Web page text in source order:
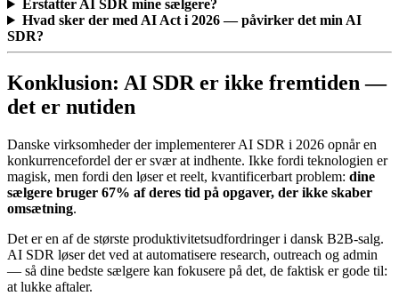
Erstatter AI SDR mine sælgere?
Hvad sker der med AI Act i 2026 — påvirker det min AI
SDR?
Konklusion: AI SDR er ikke fremtiden —
det er nutiden
Danske virksomheder der implementerer AI SDR i 2026 opnår en
konkurrencefordel der er svær at indhente. Ikke fordi teknologien er
magisk, men fordi den løser et reelt, kvantificerbart problem: dine
sælgere bruger 67% af deres tid på opgaver, der ikke skaber
omsætning.
Det er en af de største produktivitetsudfordringer i dansk B2B-salg.
AI SDR løser det ved at automatisere research, outreach og admin
— så dine bedste sælgere kan fokusere på det, de faktisk er gode til:
at lukke aftaler.